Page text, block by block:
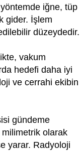
iğne, tüp
gider. İşlem
düzeydedir.
vakum
hedefi daha iyi
ve cerrahi ekibin
gündeme
milimetrik olarak
yarar. Radyoloji